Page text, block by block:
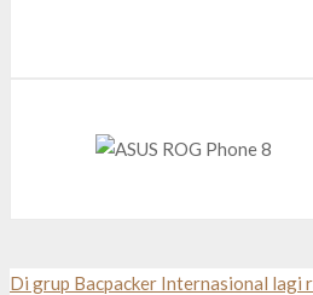
Di grup Bacpacker Internasional lagi